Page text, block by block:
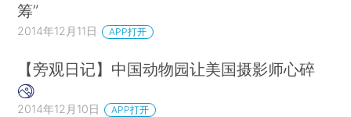
筹”
2014年12月11日 APP打开
【旁观日记】中国动物园让美国摄影师心碎
2014年12月10日 APP打开